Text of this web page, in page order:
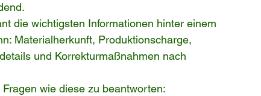
die wichtigsten Informationen hinter einem
Materialherkunft, Produktionscharge,
und Korrekturmaßnahmen nach
wie diese zu beantworten: